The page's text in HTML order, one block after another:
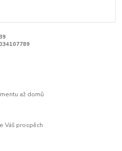
až domů
Váš prospěch